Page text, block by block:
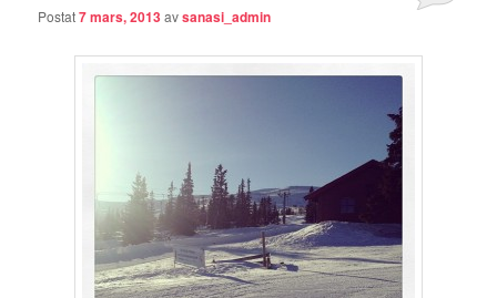
Postat7 mars, 2013avsanasi_admin